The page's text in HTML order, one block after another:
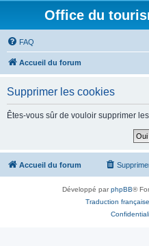
Office du
FAQ
Accueil du forum
Supprimer les cookies
Êtes-vous sûr de vouloir supprimer
Accueil du forum
Développé parphpBB®
Traduction